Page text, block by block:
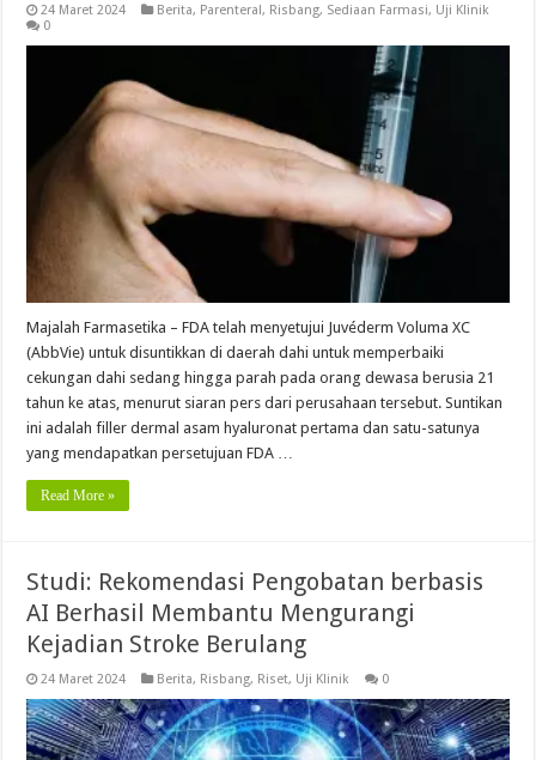
24 Maret 2024 Berita, Parenteral, Risbang, Sediaan Farmasi, Uji Klinik
0
Majalah Farmasetika – FDA telah menyetujui Juvéderm Voluma XC
(AbbVie) untuk disuntikkan di daerah dahi untuk memperbaiki
cekungan dahi sedang hingga parah pada orang dewasa berusia 21
tahun ke atas, menurut siaran pers dari perusahaan tersebut. Suntikan
ini adalah filler dermal asam hyaluronat pertama dan satu-satunya
yang mendapatkan persetujuan FDA …
Read More »
Studi: Rekomendasi Pengobatan berbasis
AI Berhasil Membantu Mengurangi
Kejadian Stroke Berulang
24 Maret 2024 Berita, Risbang, Riset, Uji Klinik 0